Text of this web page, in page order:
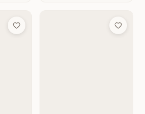
Add to Wish List Add to